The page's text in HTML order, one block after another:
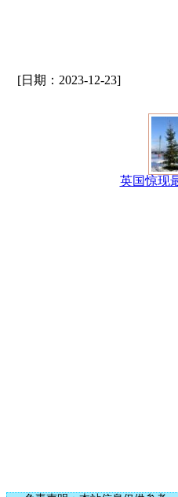
[日期：2023-12-23]
英国惊现